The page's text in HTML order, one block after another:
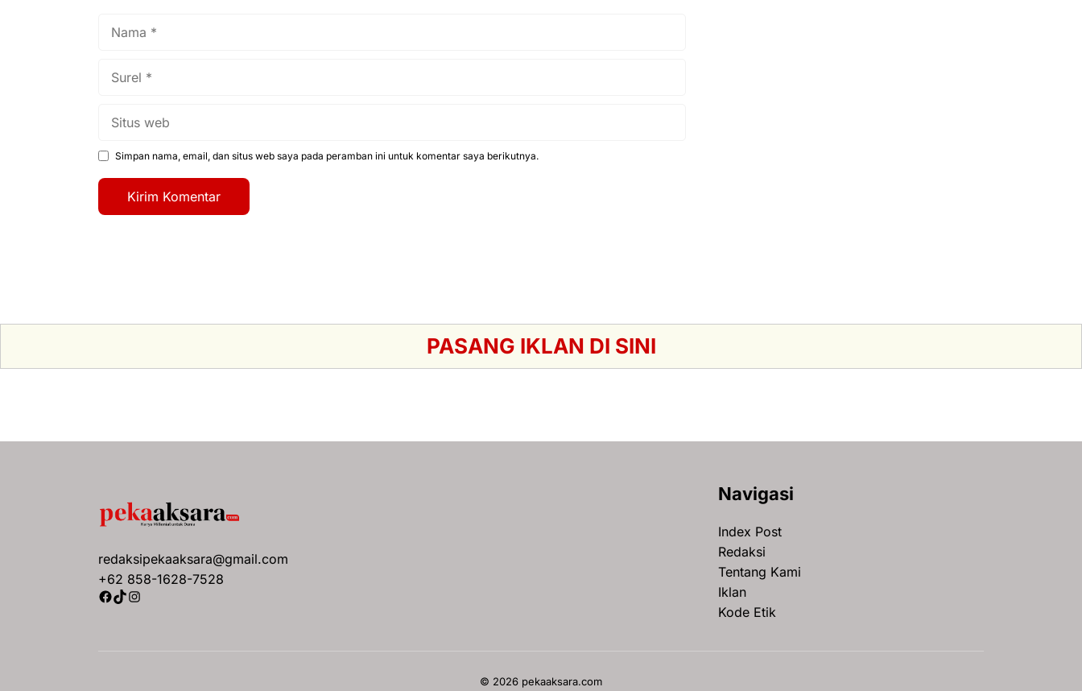
Simpan nama, email, dan situs web saya pada peramban ini untuk komentar saya berikutnya.
PASANG IKLAN DI SINI
redaksipekaaksara@gmail.com
+62 858-1628-7528
Facebook
TikTok
Instagram
Navigasi
Index Post
Redaksi
Tentang Kami
Iklan
Kode Etik
© 2026 pekaaksara.com